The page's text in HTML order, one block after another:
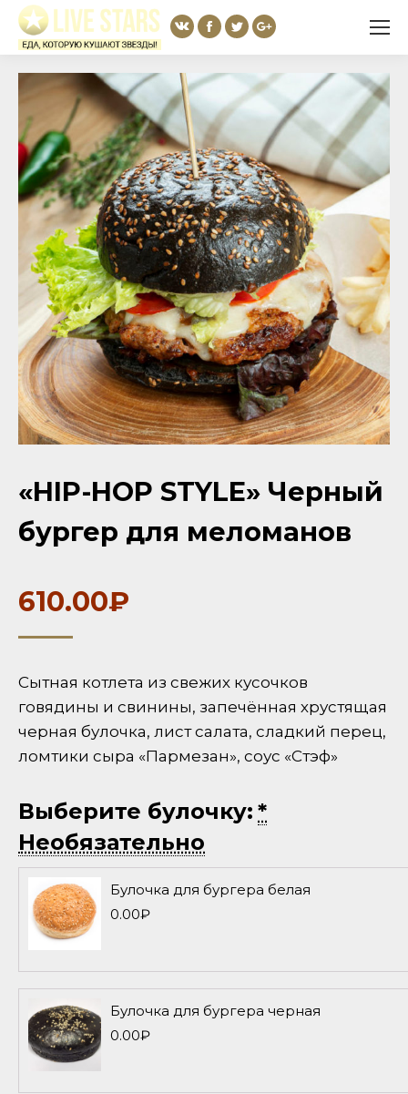
Вконтакте
Facebook
TwitterGoogle+
«HIP-HOP STYLE» Черный
бургер для меломанов
610.00₽
Сытная котлета из свежих кусочков
говядины и свинины, запечённая хрустящая
черная булочка, лист салата, сладкий перец,
ломтики сыра «Пармезан», соус «Стэф»
Выберите булочку: *
Необязательно
Булочка для бургера белая
0.00₽
Булочка для бургера черная
0.00₽